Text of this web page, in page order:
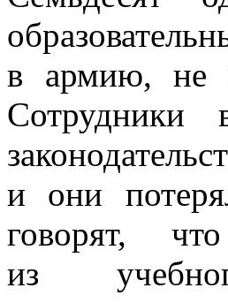
в армию, не
Сотрудники
и они
говорят,
из